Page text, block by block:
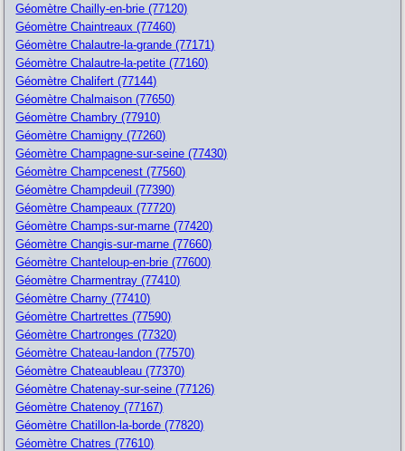
Géomètre Chailly-en-brie (77120)
Géomètre Chaintreaux (77460)
Géomètre Chalautre-la-grande (77171)
Géomètre Chalautre-la-petite (77160)
Géomètre Chalifert (77144)
Géomètre Chalmaison (77650)
Géomètre Chambry (77910)
Géomètre Chamigny (77260)
Géomètre Champagne-sur-seine (77430)
Géomètre Champcenest (77560)
Géomètre Champdeuil (77390)
Géomètre Champeaux (77720)
Géomètre Champs-sur-marne (77420)
Géomètre Changis-sur-marne (77660)
Géomètre Chanteloup-en-brie (77600)
Géomètre Charmentray (77410)
Géomètre Charny (77410)
Géomètre Chartrettes (77590)
Géomètre Chartronges (77320)
Géomètre Chateau-landon (77570)
Géomètre Chateaubleau (77370)
Géomètre Chatenay-sur-seine (77126)
Géomètre Chatenoy (77167)
Géomètre Chatillon-la-borde (77820)
Géomètre Chatres (77610)